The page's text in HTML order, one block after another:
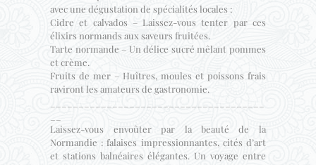
avec une dégustation de spécialités locales :
Cidre et calvados – Laissez-vous tenter par ces
élixirs normands aux saveurs fruitées.
Tarte normande – Un délice sucré mêlant pommes
et crème.
Fruits de mer – Huîtres, moules et poissons frais
raviront les amateurs de gastronomie.
Laissez-vous envoûter par la beauté de la
Normandie : falaises impressionnantes, cités d’art
et stations balnéaires élégantes. Un voyage entre